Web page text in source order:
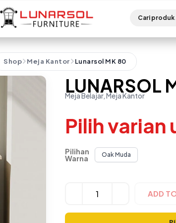
Shop Meja Kantor Lunarsol MK 80
LUNARSOL
Meja Belajar, Meja Kantor
Pilih varian
Pilihan
Warna Oak Muda
ADD
Alternative: